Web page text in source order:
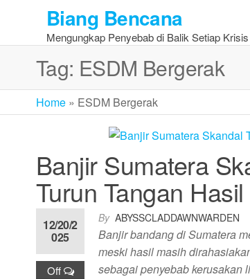
the
Biang Bencana
Mengungkap Penyebab di Balik Setiap Krisis
Tag: ESDM Bergerak
Home » ESDM Bergerak
Banjir Sumatera
Turun Tangan
By ABYSSCLADDAWNWARDEN
12/20/2
025
Off
Banjir bandang di Sumatera
meski hasil masih
sebagai penyebab kerusakan